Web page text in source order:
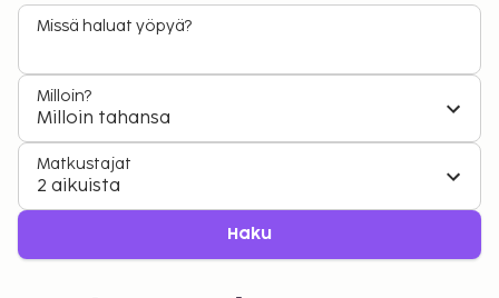
Missä haluat yöpyä?
Milloin?
Milloin tahansa
Matkustajat
2 aikuista
Haku